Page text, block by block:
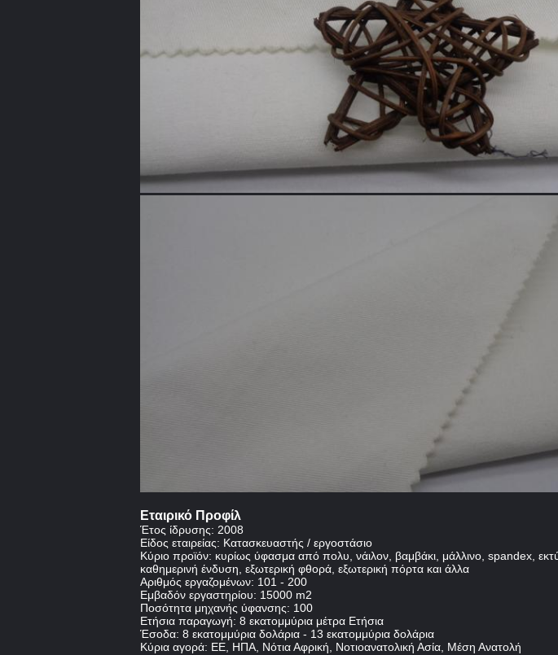
Εταιρικό Προφίλ
Έτος ίδρυσης: 2008
Είδος εταιρείας: Κατασκευαστής / εργοστάσιο
Κύριο προϊόν: κυρίως ύφασμα από πολυ, νάιλον, βαμβάκι, μάλλινο, spandex,
καθημερινή ένδυση, εξωτερική φθορά, εξωτερική πόρτα και άλλα
Αριθμός εργαζομένων: 101 - 200
Εμβαδόν εργαστηρίου: 15000 m2
Ποσότητα μηχανής ύφανσης: 100
Ετήσια παραγωγή: 8 εκατομμύρια μέτρα Ετήσια
Έσοδα: 8 εκατομμύρια δολάρια - 13 εκατομμύρια δολάρια
Κύρια αγορά: ΕΕ, ΗΠΑ, Νότια Αφρική, Νοτιοανατολική Ασία, Μέση Ανατολή